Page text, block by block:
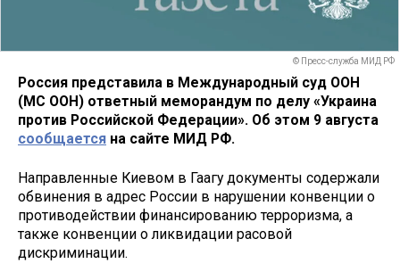
© Пресс-служба МИД РФ
Россия представила в Международный суд ООН
(МС ООН) ответный меморандум по делу «Украина
против Российской Федерации». Об этом 9 августа
сообщается на сайте МИД РФ.
Направленные Киевом в Гаагу документы содержали
обвинения в адрес России в нарушении конвенции о
противодействии финансированию терроризма, а
также конвенции о ликвидации расовой
дискриминации.